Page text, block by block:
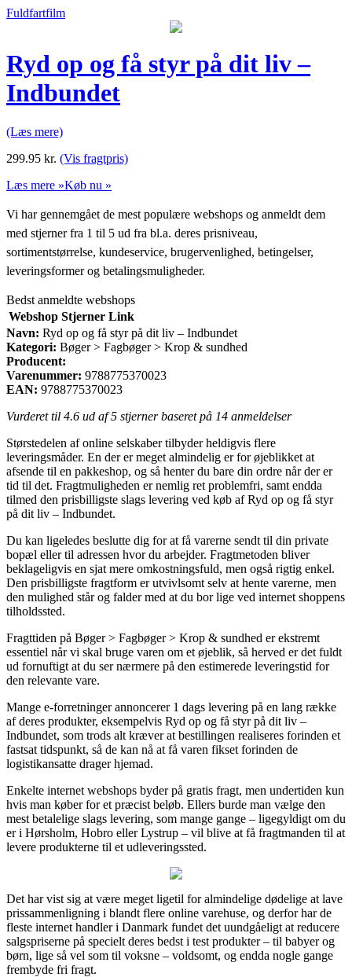
Fuldfartfilm
Ryd op og få styr på dit liv –
Indbundet
(Læs mere)
299.95 kr. (Vis fragtpris)
Læs mere »Køb nu »
Vi har gennemgået de mest populære webshops og anmeldt dem
med stjerner fra 1 til 5 ud fra bl.a. deres prisniveau,
sortimentstørrelse, kundeservice, brugervenlighed, betingelser,
leveringsformer og betalingsmuligheder.
Bedst anmeldte webshops
Webshop Stjerner Link
Navn: Ryd op og få styr på dit liv – Indbundet
Kategori: Bøger > Fagbøger > Krop & sundhed
Producent:
Varenummer: 9788775370023
EAN: 9788775370023
Vurderet til 4.6 ud af 5 stjerner baseret på 14 anmeldelser
Størstedelen af online selskaber tilbyder heldigvis flere
leveringsmåder. En der er meget almindelig er for øjeblikket at
afsende til en pakkeshop, og så henter du bare din ordre når der er
tid til det. Fragtmuligheden er nemlig ret problemfri, samt endda
tilmed den prisbilligste slags levering ved køb af Ryd op og få styr
på dit liv – Indbundet.
Du kan ligeledes beslutte dig for at få varerne sendt til din private
bopæl eller til adressen hvor du arbejder. Fragtmetoden bliver
beklageligvis en sjat mere omkostningsfuld, men også rigtig enkel.
Den prisbilligste fragtform er utvivlsomt selv at hente varerne, men
den mulighed står og falder med at du bor lige ved internet shoppens
tilholdssted.
Fragttiden på Bøger > Fagbøger > Krop & sundhed er ekstremt
essentiel når vi skal bruge varen om et øjeblik, så herved er det fuldt
ud fornuftigt at du ser nærmere på den estimerede leveringstid for
den relevante vare.
Mange e-forretninger annoncerer 1 dags levering på en lang række
af deres produkter, eksempelvis Ryd op og få styr på dit liv –
Indbundet, som trods alt kræver at bestillingen realiseres forinden et
fastsat tidspunkt, så de kan nå at få varen fikset forinden de
logistikansatte drager hjemad.
Enkelte internet webshops byder på gratis fragt, men undertiden kun
hvis man køber for et præcist beløb. Ellers burde man vælge den
mest betalelige slags levering, som mange gange – ligegyldigt om du
er i Hørsholm, Hobro eller Lystrup – vil blive at få fragtmanden til at
levere produkterne til et udleveringssted.
Det har vist sig at være meget ligetil for almindelige dødelige at lave
prissammenligning i blandt flere online varehuse, og derfor har de
fleste internet handler i Danmark fundet det uundgåeligt at reducere
salgspriserne på specielt deres bedst i test produkter – til babyer og
børn, lige så vel som til voksne – voldsomt, og endda nogle gange
frembyde fri fragt.